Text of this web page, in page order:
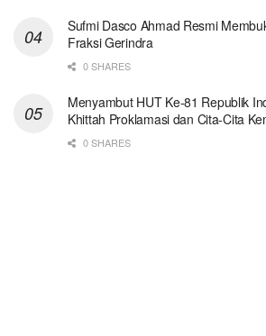
Sufmi Dasco Ahmad Resmi
Fraksi Gerindra
0 SHARES
Menyambut HUT Ke-81 Republik
Khittah Proklamasi dan Cita-Cita
0 SHARES